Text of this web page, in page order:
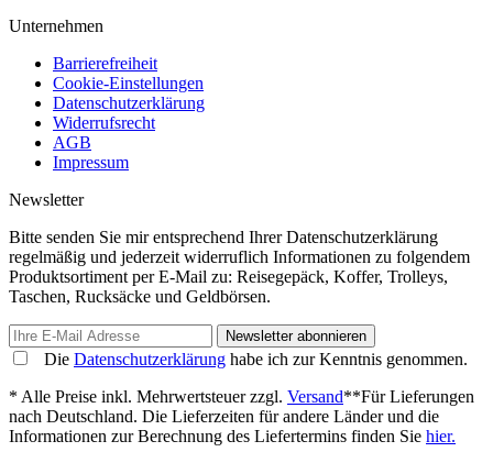
Unternehmen
Barrierefreiheit
Cookie-Einstellungen
Datenschutzerklärung
Widerrufsrecht
AGB
Impressum
Newsletter
Bitte senden Sie mir entsprechend Ihrer Datenschutzerklärung
regelmäßig und jederzeit widerruflich Informationen zu folgendem
Produktsortiment per E-Mail zu: Reisegepäck, Koffer, Trolleys,
Taschen, Rucksäcke und Geldbörsen.
Newsletter abonnieren
Die Datenschutzerklärung habe ich zur Kenntnis genommen.
* Alle Preise inkl. Mehrwertsteuer zzgl. Versand**Für Lieferungen
nach Deutschland. Die Lieferzeiten für andere Länder und die
Informationen zur Berechnung des Liefertermins finden Sie hier.